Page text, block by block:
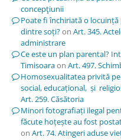
concepţiunii
Poate fi închiriată o
dintre soți?on Art. 345.
administrare
Ce este un plan parental?
Timisoaraon Art. 497.
Homosexualitatea privită
social, educațional, și
Art. 259. Căsătoria
Minori fotografiați ilegal
făcute hoțește au fost
on Art. 74. Atingeri aduse